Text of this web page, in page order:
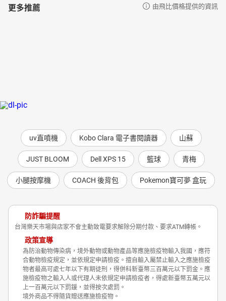
更多推薦 由飛比價格提供的資訊
uv直噴機 Kobo Clara 電子書閱讀器 山蘇
JUST BLOOM Dell XPS 15 籃球 青梅
小腿按摩機 COACH 後背包 Pokemon寶可夢 盒玩
防詐騙提醒
台灣樂天市場與店家不會主動致電要求解除分期付款、要求ATM轉帳。
政策宣導
為防治動物傳染病，境外動物或動物產品等應施檢疫物輸入我國，應符
合動物檢疫規定，並依規定申請檢疫。擅自輸入屬禁止輸入之應施檢疫
物者最高可處七年以下有期徒刑，得併科新臺幣三百萬元以下罰金。應
施檢疫物之輸入人或代理人未依規定申請檢疫者，得處新臺幣五萬元以
上一百萬元以下罰鍰，並得按次處罰。
境外商品不得隨貨贈送應施檢疫物。